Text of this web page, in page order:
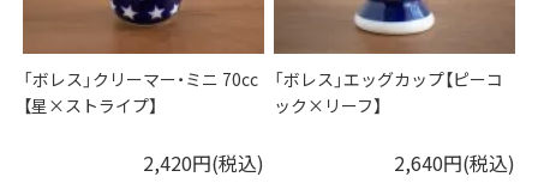
「ボレス」クリーマー・ミニ 70cc
【星×ストライプ】
2,420円(税込)
「ボレス」エッグカップ【ピーコ
ック×リーフ】
2,640円(税込)